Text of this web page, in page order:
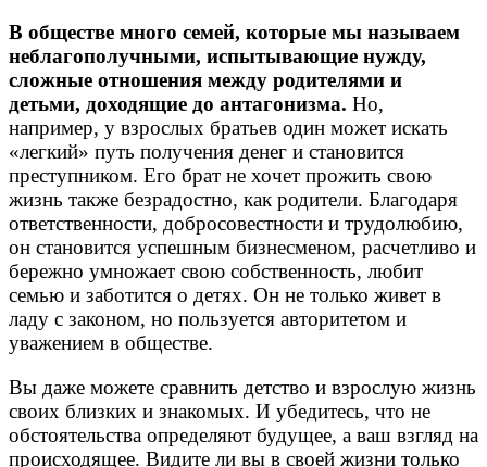
В обществе много семей, которые мы называем
неблагополучными, испытывающие нужду,
сложные отношения между родителями и
детьми, доходящие до антагонизма. Но,
например, у взрослых братьев один может искать
«легкий» путь получения денег и становится
преступником. Его брат не хочет прожить свою
жизнь также безрадостно, как родители. Благодаря
ответственности, добросовестности и трудолюбию,
он становится успешным бизнесменом, расчетливо и
бережно умножает свою собственность, любит
семью и заботится о детях. Он не только живет в
ладу с законом, но пользуется авторитетом и
уважением в обществе.
Вы даже можете сравнить детство и взрослую жизнь
своих близких и знакомых. И убедитесь, что не
обстоятельства определяют будущее, а ваш взгляд на
происходящее. Видите ли вы в своей жизни только